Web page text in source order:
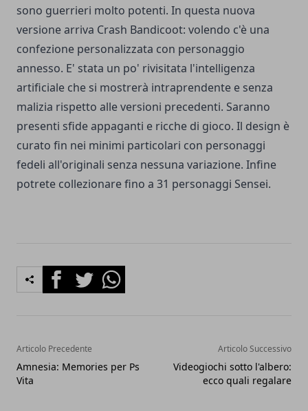
sono guerrieri molto potenti. In questa nuova
versione arriva Crash Bandicoot: volendo c'è una
confezione personalizzata con personaggio
annesso. E' stata un po' rivisitata l'intelligenza
artificiale che si mostrerà intraprendente e senza
malizia rispetto alle versioni precedenti. Saranno
presenti sfide appaganti e ricche di gioco. Il design è
curato fin nei minimi particolari con personaggi
fedeli all'originali senza nessuna variazione. Infine
potrete collezionare fino a 31 personaggi Sensei.
FacebookTwitterWhatsapp
Articolo Precedente
Amnesia: Memories per Ps
Vita
Articolo Successivo
Videogiochi sotto l'albero:
ecco quali regalare